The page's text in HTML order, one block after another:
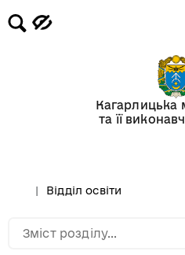
Кагарлицька
та її
Відділ освіти
Зміст розділу...
Дошкільні
Служба 101